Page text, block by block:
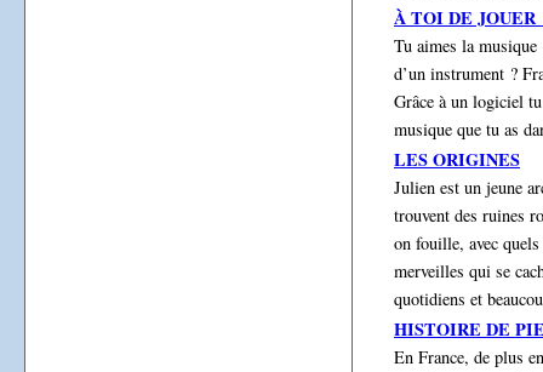
À TOI DE JOUER
Tu aimes la
d’un instrument ?
Grâce à un logiciel
musique que tu as
LES ORIGINES
Julien est un jeune
trouvent des ruines
on fouille, avec
merveilles qui se
quotidiens et
HISTOIRE DE
En France, de plus